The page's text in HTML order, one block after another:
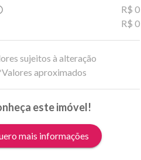
R$ 0
R$ 0
sujeitos à alteração
aproximados
este imóvel!
mais informações